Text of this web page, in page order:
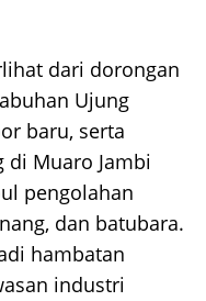
dari dorongan
Ujung
baru, serta
di Muaro Jambi
pengolahan
dan batubara.
hambatan
industri